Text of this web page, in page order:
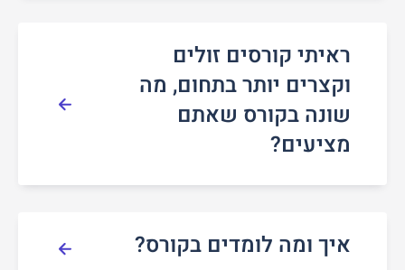
ראיתי קורסים זולים
וקצרים יותר בתחום, מה
שונה בקורס שאתם
מציעים?
איך ומה לומדים בקורס?